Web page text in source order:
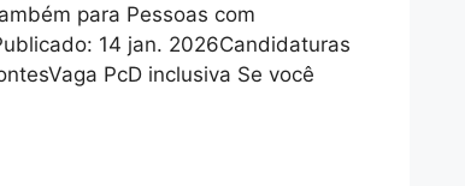
para Pessoas com
14 jan. 2026Candidaturas
PcD inclusiva Se você